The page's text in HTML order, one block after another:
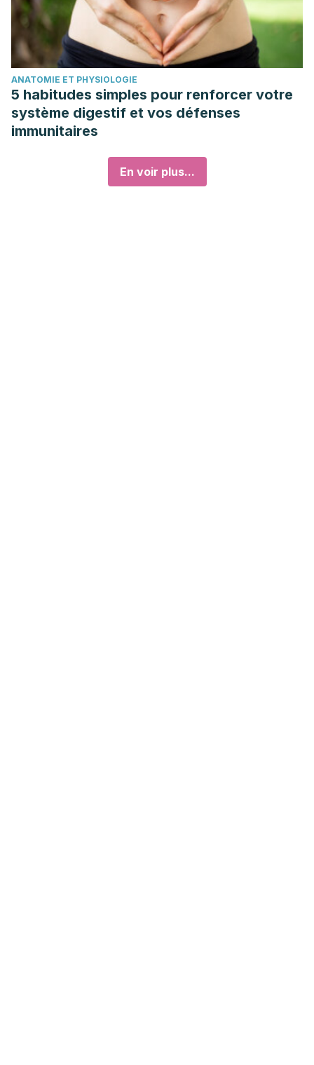
ANATOMIE ET PHYSIOLOGIE
5 habitudes simples pour renforcer votre
système digestif et vos défenses
immunitaires
En voir plus...